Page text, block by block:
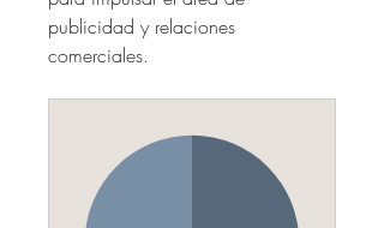
publicidad y relaciones
comerciales.